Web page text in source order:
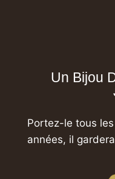
Un Bijou
Portez-le tous
années, il